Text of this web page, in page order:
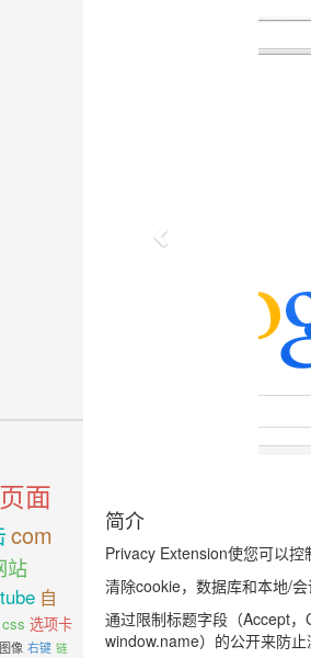
页面
com
站
自
css 选项卡
图像 右键 链
简介
Privacy Extension使您可以
清除cookie，数据库和本地/
通过限制标题字段（Accept
window.name）的公开来防